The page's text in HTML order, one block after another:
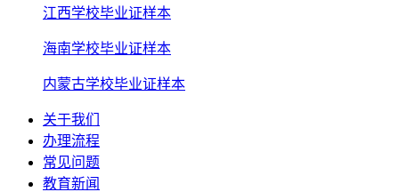
江西学校毕业证样本
海南学校毕业证样本
内蒙古学校毕业证样本
关于我们
办理流程
常见问题
教育新闻